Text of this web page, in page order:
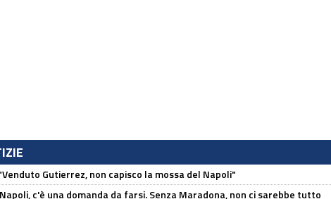
Gutierrez, non capisco la mossa del Napoli"
c'è una domanda da farsi. Senza Maradona, non ci sarebbe tutto